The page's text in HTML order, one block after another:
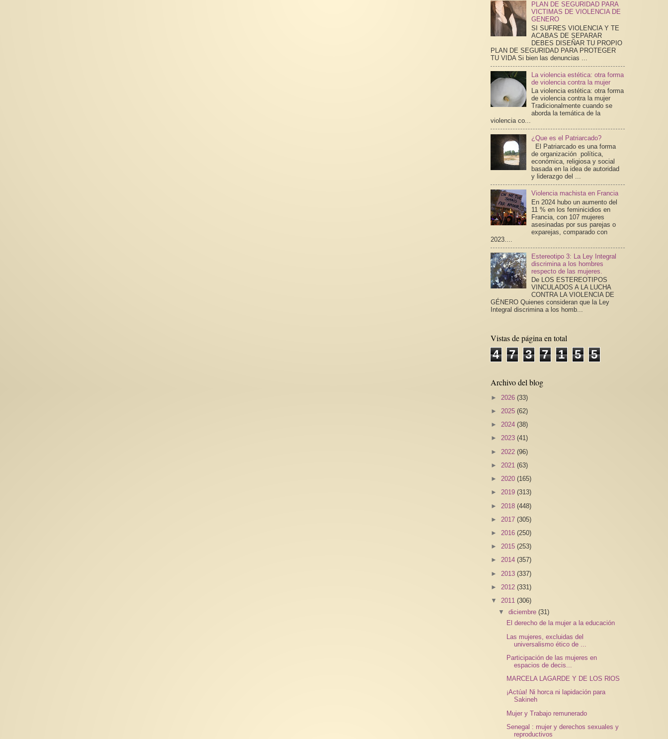
PLAN DE SEGURIDAD PARA
VICTIMAS DE VIOLENCIA DE
GENERO
SI SUFRES VIOLENCIA Y TE
ACABAS DE SEPARAR
DEBES DISEÑAR TU PROPIO
PLAN DE SEGURIDAD PARA PROTEGER
TU VIDA Si bien las denuncias ...
La violencia estética: otra forma
de violencia contra la mujer
La violencia estética: otra forma
de violencia contra la mujer
Tradicionalmente cuando se
aborda la temática de la
violencia co...
¿Que es el Patriarcado?
El Patriarcado es una forma
de organización política,
económica, religiosa y social
basada en la idea de autoridad
y liderazgo del ...
Violencia machista en Francia
En 2024 hubo un aumento del
11 % en los feminicidios en
Francia, con 107 mujeres
asesinadas por sus parejas o
exparejas, comparado con
2023....
Estereotipo 3: La Ley Integral
discrimina a los hombres
respecto de las mujeres.
De LOS ESTEREOTIPOS
VINCULADOS A LA LUCHA
CONTRA LA VIOLENCIA DE
GÉNERO Quienes consideran que la Ley
Integral discrimina a los homb...
Vistas de página en total
4 7 3 7 1 5 5
Archivo del blog
► 2026 (33)
► 2025 (62)
► 2024 (38)
► 2023 (41)
► 2022 (96)
► 2021 (63)
► 2020 (165)
► 2019 (313)
► 2018 (448)
► 2017 (305)
► 2016 (250)
► 2015 (253)
► 2014 (357)
► 2013 (337)
► 2012 (331)
▼ 2011 (306)
▼diciembre(31)
El derecho de la mujer a la educación
Las mujeres, excluidas del
universalismo ético de ...
Participación de las mujeres en
espacios de decis...
MARCELA LAGARDE Y DE LOS RlOS
¡Actúa! Ni horca ni lapidación para
Sakineh
Mujer y Trabajo remunerado
Senegal : mujer y derechos sexuales y
reproductivos